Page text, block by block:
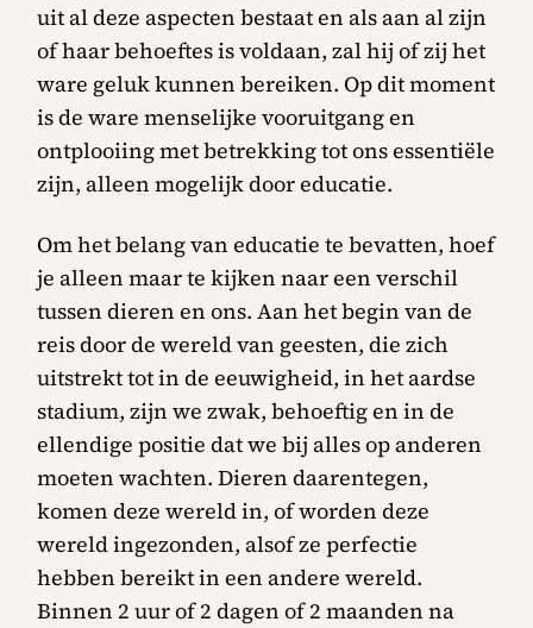
uit al deze aspecten bestaat en als aan al zijn
of haar behoeftes is voldaan, zal hij of zij het
ware geluk kunnen bereiken. Op dit moment
is de ware menselijke vooruitgang en
ontplooiing met betrekking tot ons essentiële
zijn, alleen mogelijk door educatie.
Om het belang van educatie te bevatten, hoef
je alleen maar te kijken naar een verschil
tussen dieren en ons. Aan het begin van de
reis door de wereld van geesten, die zich
uitstrekt tot in de eeuwigheid, in het aardse
stadium, zijn we zwak, behoeftig en in de
ellendige positie dat we bij alles op anderen
moeten wachten. Dieren daarentegen,
komen deze wereld in, of worden deze
wereld ingezonden, alsof ze perfectie
hebben bereikt in een andere wereld.
Binnen 2 uur of 2 dagen of 2 maanden na